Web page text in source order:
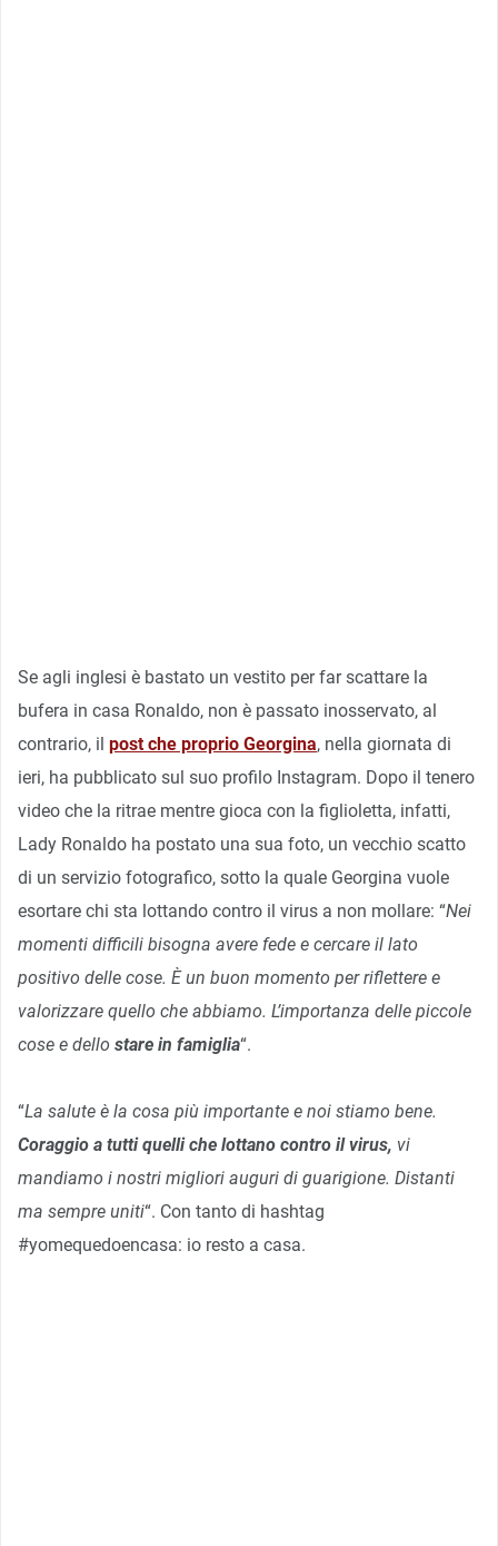
Se agli inglesi è bastato un vestito per far scattare la
bufera in casa Ronaldo, non è passato inosservato, al
contrario, il post che proprio Georgina, nella giornata di
ieri, ha pubblicato sul suo profilo Instagram. Dopo il tenero
video che la ritrae mentre gioca con la figlioletta, infatti,
Lady Ronaldo ha postato una sua foto, un vecchio scatto
di un servizio fotografico, sotto la quale Georgina vuole
esortare chi sta lottando contro il virus a non mollare: “Nei
momenti difficili bisogna avere fede e cercare il lato
positivo delle cose. È un buon momento per riflettere e
valorizzare quello che abbiamo. L’importanza delle piccole
cose e dello stare in famiglia“.
“La salute è la cosa più importante e noi stiamo bene.
Coraggio a tutti quelli che lottano contro il virus, vi
mandiamo i nostri migliori auguri di guarigione. Distanti
ma sempre uniti“. Con tanto di hashtag
#yomequedoencasa: io resto a casa.